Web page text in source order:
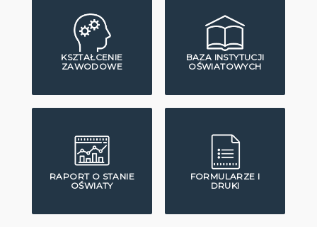
KSZTAŁCENIE
ZAWODOWE
BAZA INSTYTUCJI
OŚWIATOWYCH
RAPORT O STANIE
OŚWIATY
FORMULARZE I
DRUKI